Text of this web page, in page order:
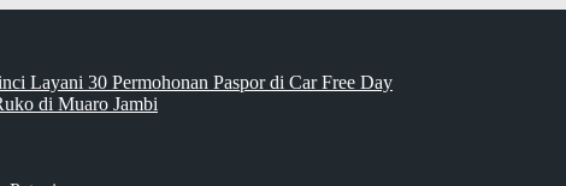
Layani 30 Permohonan Paspor di Car Free Day
di Muaro Jambi